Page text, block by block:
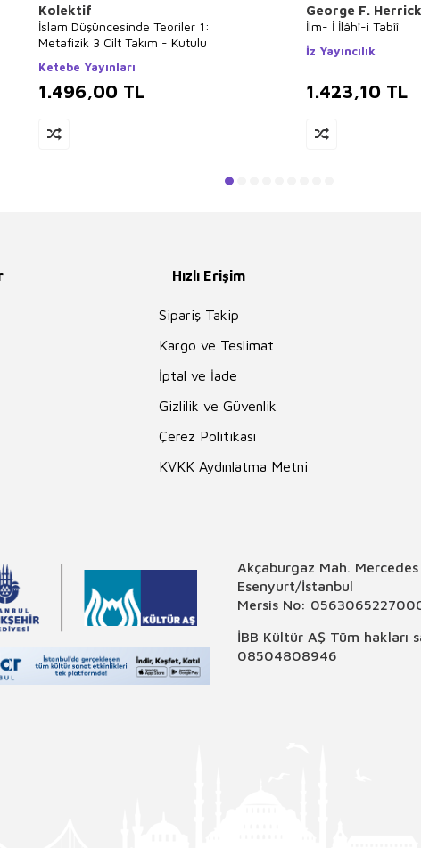
Kolektif
İslam Düşüncesinde Teoriler 1:
Metafizik 3 Cilt Takım - Kutulu
Ketebe Yayınları
1.496,00 TL
George F. Herrick
İlm- İ İlâhî-i Tabîî
İz Yayıncılık
1.423,10 TL
Hızlı Erişim
Sipariş Takip
Kargo ve Teslimat
İptal ve İade
Gizlilik ve Güvenlik
Çerez Politikası
KVKK Aydınlatma Metni
Akçaburgaz Mah.
Esenyurt/İstanbul
Mersis No:
İBB Kültür AŞ Tüm hakları
08504808946